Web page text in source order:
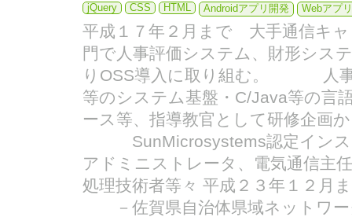
jQuery CSS HTML Androidアプリ開発 Webアプ
平成１７年２月まで 大手通信
門で人事評価システム、財形シス
りOSS導入に取り組む。 人事
等のシステム基盤・C/Java等の言
ース等、指導教官として研修企画
SunMicrosystems認定インス
アドミニストレータ、電気通信主
処理技術者等々 平成２３年１２月
－佐賀県自治体県域ネットワー